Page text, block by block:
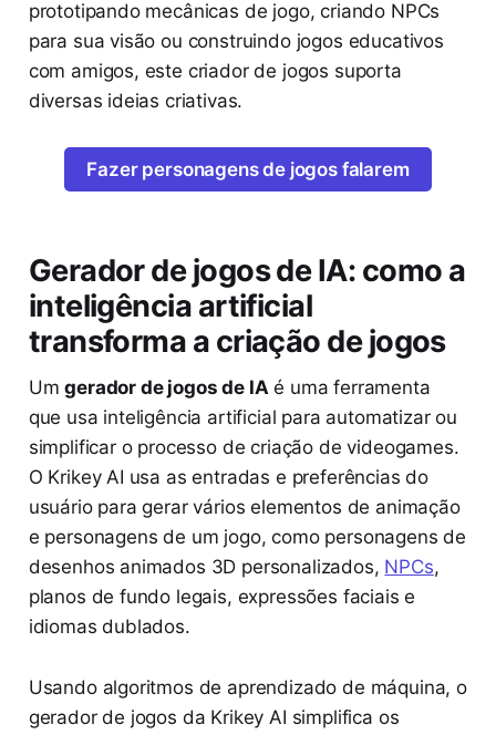
prototipando mecânicas de jogo, criando NPCs
para sua visão ou construindo jogos educativos
com amigos, este criador de jogos suporta
diversas ideias criativas.
Fazer personagens de jogos falarem
Gerador de jogos de IA: como a
inteligência artificial
transforma a criação de jogos
Umgerador de jogos de IAé uma ferramenta
que usa inteligência artificial para automatizar ou
simplificar o processo de criação de videogames.
O Krikey AI usa as entradas e preferências do
usuário para gerar vários elementos de animação
e personagens de um jogo, como personagens de
desenhos animados 3D personalizados, NPCs,
planos de fundo legais, expressões faciais e
idiomas dublados.
Usando algoritmos de aprendizado de máquina, o
gerador de jogos da Krikey AI simplifica os